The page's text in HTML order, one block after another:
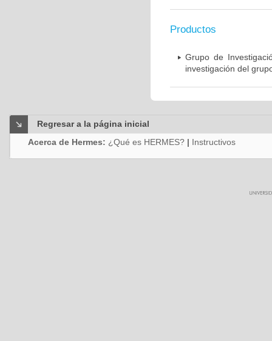
Productos
Grupo de
investigación del
Regresar a la página inicial
Acerca de Hermes: ¿Qué es HERMES? | Instructivos